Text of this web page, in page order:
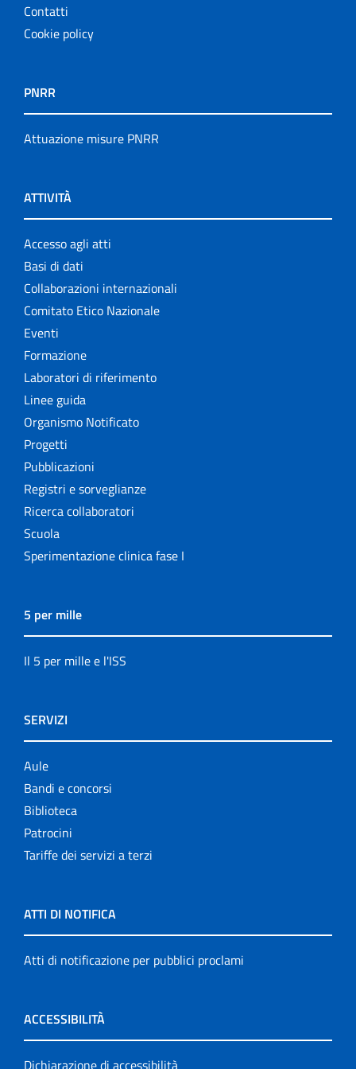
Contatti
Cookie policy
PNRR
Attuazione misure PNRR
ATTIVITÀ
Accesso agli atti
Basi di dati
Collaborazioni internazionali
Comitato Etico Nazionale
Eventi
Formazione
Laboratori di riferimento
Linee guida
Organismo Notificato
Progetti
Pubblicazioni
Registri e sorveglianze
Ricerca collaboratori
Scuola
Sperimentazione clinica fase I
5 per mille
Il 5 per mille e l'ISS
SERVIZI
Aule
Bandi e concorsi
Biblioteca
Patrocini
Tariffe dei servizi a terzi
ATTI DI NOTIFICA
Atti di notificazione per pubblici proclami
ACCESSIBILITÀ
Dichiarazione di accessibilità